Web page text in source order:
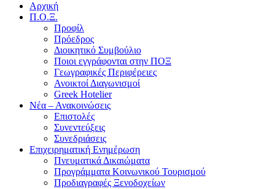
Αρχική
Π.Ο.Ξ.
Προφίλ
Πρόεδρος
Διοικητικό Συμβούλιο
Ποιοι εγγράφονται στην ΠΟΞ
Γεωγραφικές Περιφέρειες
Ανοικτοί Διαγωνισμoί
Greek Hotelier
Νέα – Ανακοινώσεις
Επιστολές
Συνεντεύξεις
Συνεδριάσεις
Επιχειρηματική Ενημέρωση
Πνευματικά Δικαιώματα
Προγράμματα Κοινωνικού Τουρισμού
Προδιαγραφές Ξενοδοχείων